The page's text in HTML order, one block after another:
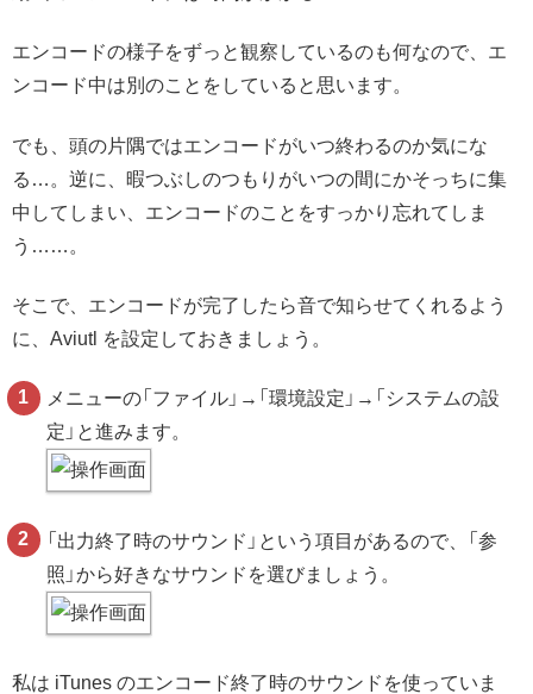
エンコードの様子をずっと観察しているのも何なので、エ
ンコード中は別のことをしていると思います。
でも、頭の片隅ではエンコードがいつ終わるのか気にな
る…。逆に、暇つぶしのつもりがいつの間にかそっちに集
中してしまい、エンコードのことをすっかり忘れてしま
う……。
そこで、エンコードが完了したら音で知らせてくれるよう
に、Aviutl を設定しておきましょう。
メニューの「ファイル」→「環境設定」→「システムの設
定」と進みます。
「出力終了時のサウンド」という項目があるので、「参
照」から好きなサウンドを選びましょう。
私は iTunes のエンコード終了時のサウンドを使っていま